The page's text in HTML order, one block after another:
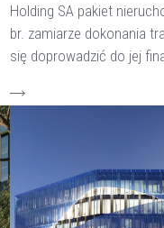
Holding SA pakiet
br. zamiarze dokonania
się doprowadzić do jej
czytaj więcej